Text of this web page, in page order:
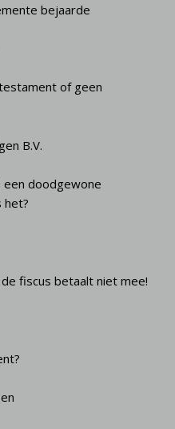
bejaarde
of geen
B.V.
doodgewone
het?
fiscus betaalt niet mee!